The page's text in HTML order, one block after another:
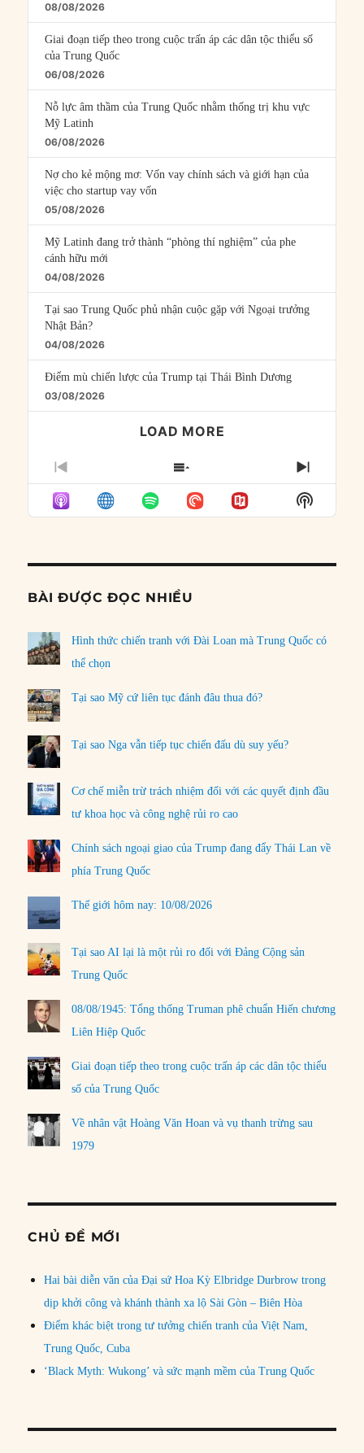
08/08/2026
Giai đoạn tiếp theo trong cuộc trấn áp các dân tộc thiểu số
của Trung Quốc
06/08/2026
Nỗ lực âm thầm của Trung Quốc nhằm thống trị khu vực
Mỹ Latinh
06/08/2026
Nợ cho kẻ mộng mơ: Vốn vay chính sách và giới hạn của
việc cho startup vay vốn
05/08/2026
Mỹ Latinh đang trở thành “phòng thí nghiệm” của phe
cánh hữu mới
04/08/2026
Tại sao Trung Quốc phủ nhận cuộc gặp với Ngoại trưởng
Nhật Bản?
04/08/2026
Điểm mù chiến lược của Trump tại Thái Bình Dương
03/08/2026
LOAD MORE
PREVIOUS
EPISODE
SHOW
EPISODES
LIST
NEXT
Show
Podcast
BÀI ĐƯỢC ĐỌC NHIỀU
Hình thức chiến tranh với Đài Loan mà Trung Quốc có
thể chọn
Tại sao Mỹ cứ liên tục đánh đâu thua đó?
Tại sao Nga vẫn tiếp tục chiến đấu dù suy yếu?
Cơ chế miễn trừ trách nhiệm đối với các quyết định đầu
tư khoa học và công nghệ rủi ro cao
Chính sách ngoại giao của Trump đang đẩy Thái Lan về
phía Trung Quốc
Thế giới hôm nay: 10/08/2026
Tại sao AI lại là một rủi ro đối với Đảng Cộng sản
Trung Quốc
08/08/1945: Tổng thống Truman phê chuẩn Hiến chương
Liên Hiệp Quốc
Giai đoạn tiếp theo trong cuộc trấn áp các dân tộc thiểu
số của Trung Quốc
Về nhân vật Hoàng Văn Hoan và vụ thanh trừng sau
1979
CHỦ ĐỀ MỚI
Hai bài diễn văn của Đại sứ Hoa Kỳ Elbridge Durbrow trong
dịp khởi công và khánh thành xa lộ Sài Gòn – Biên Hòa
Điểm khác biệt trong tư tưởng chiến tranh của Việt Nam,
Trung Quốc, Cuba
‘Black Myth: Wukong’ và sức mạnh mềm của Trung Quốc